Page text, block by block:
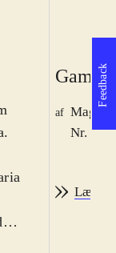
Game
af
Nr.
Læs
Feedback